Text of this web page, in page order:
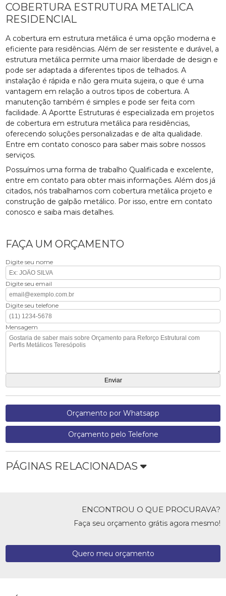
COBERTURA ESTRUTURA METALICA
RESIDENCIAL
A cobertura em estrutura metálica é uma opção moderna e
eficiente para residências. Além de ser resistente e durável, a
estrutura metálica permite uma maior liberdade de design e
pode ser adaptada a diferentes tipos de telhados. A
instalação é rápida e não gera muita sujeira, o que é uma
vantagem em relação a outros tipos de cobertura. A
manutenção também é simples e pode ser feita com
facilidade. A Aportte Estruturas é especializada em projetos
de cobertura em estrutura metálica para residências,
oferecendo soluções personalizadas e de alta qualidade.
Entre em contato conosco para saber mais sobre nossos
serviços.
Possuímos uma forma de trabalho Qualificada e excelente,
entre em contato para obter mais informações. Além dos já
citados, nós trabalhamos com cobertura metálica projeto e
construção de galpão metálico. Por isso, entre em contato
conosco e saiba mais detalhes.
FAÇA UM ORÇAMENTO
Digite seu nome
Digite seu email
Digite seu telefone
Mensagem
Orçamento por Whatsapp
Orçamento pelo Telefone
PÁGINAS RELACIONADAS
ENCONTROU O QUE PROCURAVA?
Faça seu orçamento grátis agora mesmo!
Quero meu orçamento